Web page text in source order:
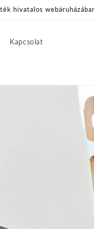
hivatalos
Kapcsolat